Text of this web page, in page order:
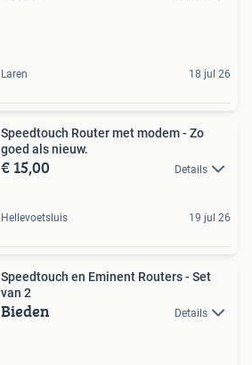
Laren 18 jul 26
Speedtouch Router met modem - Zo
goed als nieuw.
€ 15,00 Details
Hellevoetsluis 19 jul 26
Speedtouch en Eminent Routers - Set
van 2
Bieden Details